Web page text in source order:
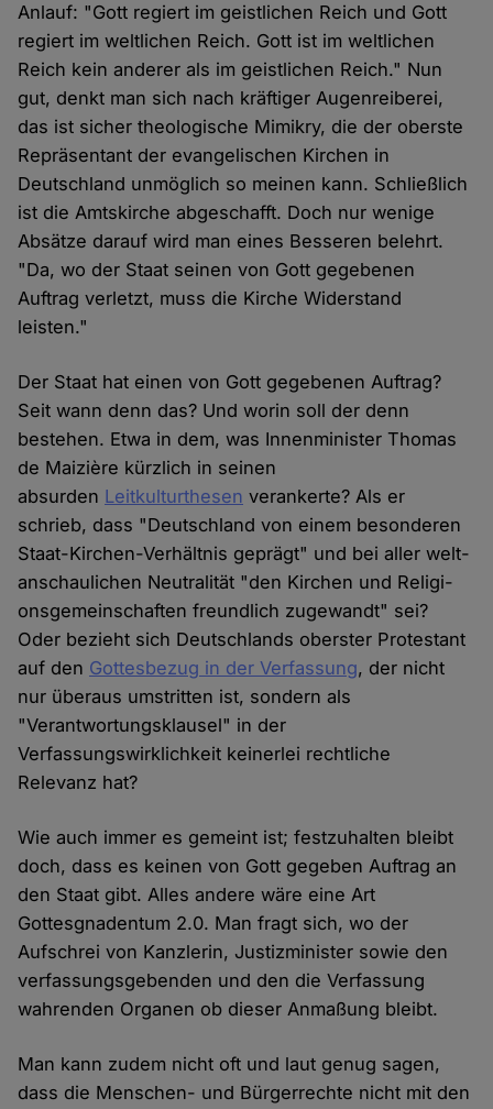
Anlauf: "Gott regiert im geistlichen Reich und Gott
regiert im weltlichen Reich. Gott ist im weltlichen
Reich kein anderer als im geistlichen Reich." Nun
gut, denkt man sich nach kräftiger Augenreiberei,
das ist sicher theologische Mimikry, die der oberste
Repräsentant der evangelischen Kirchen in
Deutschland unmöglich so meinen kann. Schließlich
ist die Amtskirche abgeschafft. Doch nur wenige
Absätze darauf wird man eines Besseren belehrt.
"Da, wo der Staat seinen von Gott gegebenen
Auftrag verletzt, muss die Kirche Widerstand
leisten."
Der Staat hat einen von Gott gegebenen Auftrag?
Seit wann denn das? Und worin soll der denn
bestehen. Etwa in dem, was Innenminister Thomas
de Maizière kürzlich in seinen
absurden Leitkulturthesen verankerte? Als er
schrieb, dass "Deutsch­land von einem be­son­de­ren
Staat-Kir­chen-Ver­hält­nis ge­prägt" und bei aller welt­
an­schau­lichen Neu­tralität "den Kir­chen und Re­li­gi­
ons­ge­mein­schaf­ten freund­lich zu­ge­wandt" sei?
Oder bezieht sich Deutschlands oberster Protestant
auf den Gottesbezug in der Verfassung, der nicht
nur überaus umstritten ist, sondern als
"Verantwortungsklausel" in der
Verfassungswirklichkeit keinerlei rechtliche
Relevanz hat?
Wie auch immer es gemeint ist; festzuhalten bleibt
doch, dass es keinen von Gott gegeben Auftrag an
den Staat gibt. Alles andere wäre eine Art
Gottesgnadentum 2.0. Man fragt sich, wo der
Aufschrei von Kanzlerin, Justizminister sowie den
verfassungsgebenden und den die Verfassung
wahrenden Organen ob dieser Anmaßung bleibt.
Man kann zudem nicht oft und laut genug sagen,
dass die Menschen- und Bürgerrechte nicht mit den